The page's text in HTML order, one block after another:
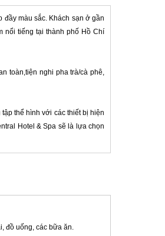
đầy màu sắc. Khách sạn ở gần
nổi tiếng tại thành phố Hồ Chí
toàn,tiện nghi pha trà/cà phê,
thể hình với các thiết bị hiện
Hotel & Spa sẽ là lựa chọn
đồ uống, các bữa ăn.